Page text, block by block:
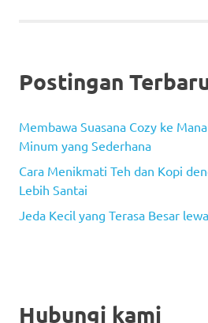
Postingan
Membawa Suasana Cozy ke
Minum yang Sederhana
Cara Menikmati Teh dan Kopi
Lebih Santai
Jeda Kecil yang Terasa Besar
Hubungi kami